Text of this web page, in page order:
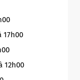
17h00
12h00